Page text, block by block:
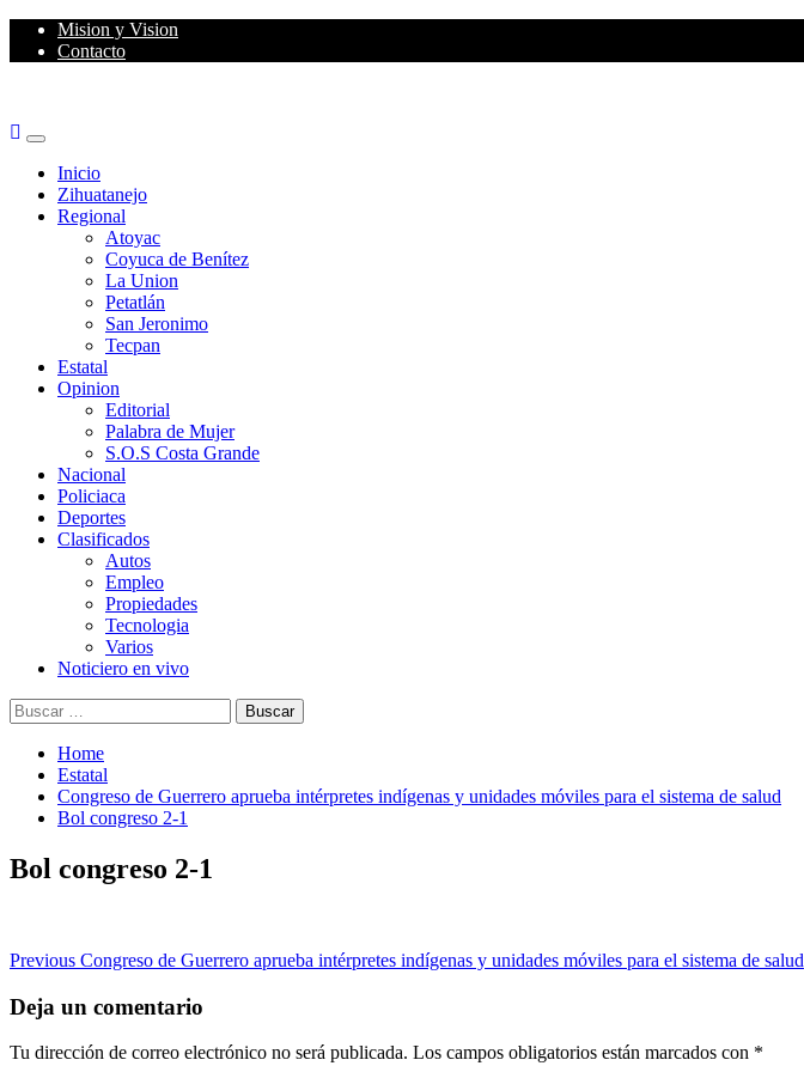
Skip
Mision y Vision
Contacto
Primary
MenuInicio
Zihuatanejo
Regional
Atoyac
Coyuca de Benítez
La Union
Petatlán
San Jeronimo
Tecpan
Estatal
Opinion
Editorial
Palabra de Mujer
S.O.S Costa Grande
Nacional
Policiaca
Deportes
Clasificados
Autos
Empleo
Propiedades
Tecnologia
Varios
Noticiero en vivo
Buscar:
Home
Estatal
Congreso de Guerrero aprueba intérpretes indígenas y unidades móviles para el sistema de salud
Bol congreso 2-1
Bol congreso 2-1
Post
navigation
Previous Congreso de Guerrero aprueba intérpretes indígenas y unidades móviles para el sistema de salud
Deja un comentario
Tu dirección de correo electrónico no será publicada. Los campos obligatorios están marcados con *